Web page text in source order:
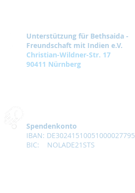
Unterstützung für Bethsaida -
Freundschaft mit Indien e.V.
Christian-Wildner-Str. 17
90411 Nürnberg
Spendenkonto
IBAN: DE30241510051000027795
BIC: NOLADE21STS